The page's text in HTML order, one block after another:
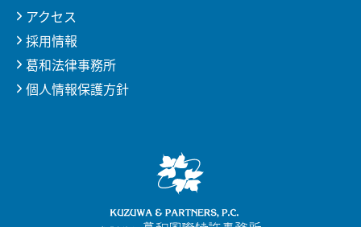
アクセス
採用情報
葛和法律事務所
個人情報保護方針